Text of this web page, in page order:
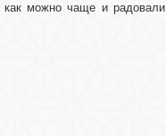
как можно чаще и радовали